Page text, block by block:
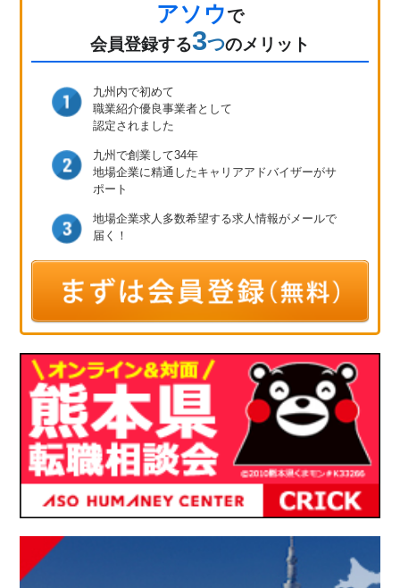
アソウで
会員登録する3つのメリット
九州内で初めて
職業紹介優良事業者として
認定されました
九州で創業して34年
地場企業に精通したキャリアアドバイザーがサ
ポート
地場企業求人多数希望する求人情報がメールで
届く！